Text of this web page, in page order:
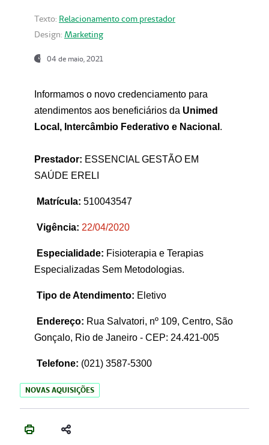
Texto: Relacionamento com prestador
Design: Marketing
04 de maio, 2021
Informamos o novo credenciamento para
atendimentos aos beneficiários da Unimed
Local, Intercâmbio Federativo e Nacional .
Prestador: ESSENCIAL GESTÃO EM
SAÚDE ERELI
Matrícula: 510043547
Vigência: 22/04/2020
Especialidade: Fisioterapia e Terapias
Especializadas Sem Metodologias.
Tipo de Atendimento: Eletivo
Endereço: Rua Salvatori, nº 109, Centro, São
Gonçalo, Rio de Janeiro - CEP: 24.421-005
Telefone: (021) 3587-5300
NOVAS AQUISIÇÕES